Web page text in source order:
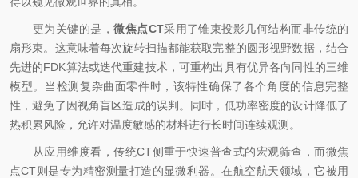
更为关键的是，微焦点CT采用了锥束投影几何结构而非传统的
扇形束。这意味着每次旋转扫描都能获取完整的圆形视野数据，结合
先进的FDK算法或迭代重建技术，可重构出具有优异各向同性的三维
模型。当检测复杂曲面零件时，该特性确保了各个角度的信息完整
性，避免了因视角盲区造成的误判。同时，低功率密度的设计降低了
热积累风险，允许对温度敏感的材料进行长时间连续观测。
从应用维度看，传统CT侧重于快速普查式的宏观筛查，而微焦
点CT则是专为精密测量打造的显微利器。在航空航天领域，它被用